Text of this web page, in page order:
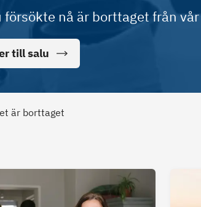
nå är borttaget från
till salu
är borttaget